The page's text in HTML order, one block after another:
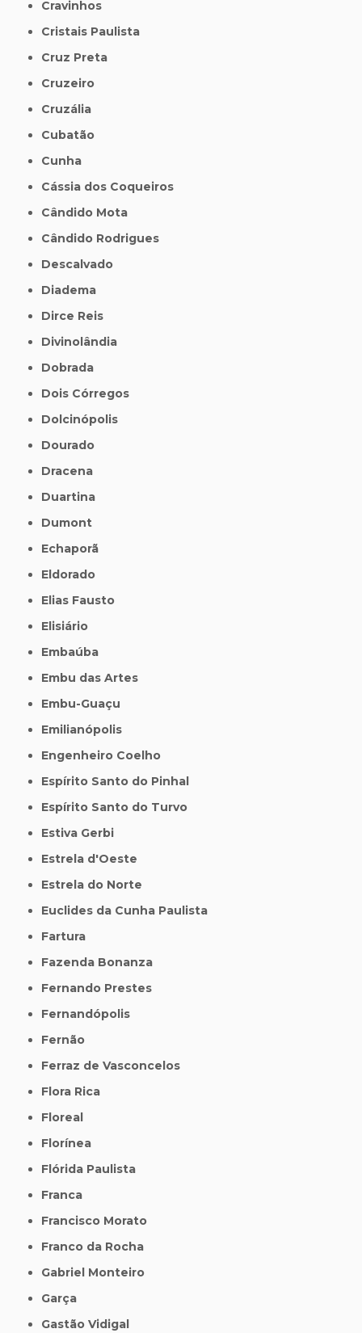
Cravinhos
Cristais Paulista
Cruz Preta
Cruzeiro
Cruzália
Cubatão
Cunha
Cássia dos Coqueiros
Cândido Mota
Cândido Rodrigues
Descalvado
Diadema
Dirce Reis
Divinolândia
Dobrada
Dois Córregos
Dolcinópolis
Dourado
Dracena
Duartina
Dumont
Echaporã
Eldorado
Elias Fausto
Elisiário
Embaúba
Embu das Artes
Embu-Guaçu
Emilianópolis
Engenheiro Coelho
Espírito Santo do Pinhal
Espírito Santo do Turvo
Estiva Gerbi
Estrela d'Oeste
Estrela do Norte
Euclides da Cunha Paulista
Fartura
Fazenda Bonanza
Fernando Prestes
Fernandópolis
Fernão
Ferraz de Vasconcelos
Flora Rica
Floreal
Florínea
Flórida Paulista
Franca
Francisco Morato
Franco da Rocha
Gabriel Monteiro
Garça
Gastão Vidigal